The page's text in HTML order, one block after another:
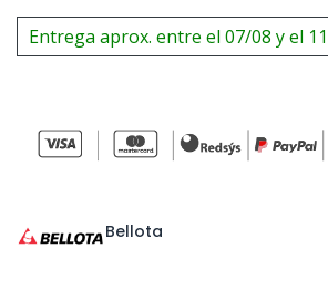
Entrega aprox. entre el 07/08 y el
Bellota